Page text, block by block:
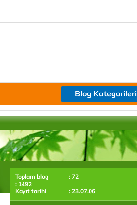
Blog Kategorileri
Toplam blog
: 72
: 1492
Kayıt tarihi
: 23.07.06